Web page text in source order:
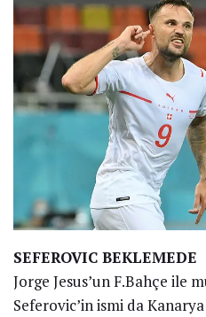
SEFEROVIC BEKLEMEDE
Jorge Jesus’un F.Bahçe ile
Seferovic’in ismi da